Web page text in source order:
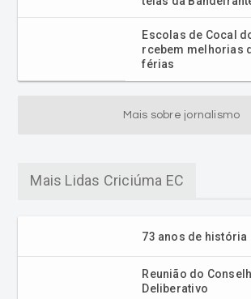
Escolas de Cocal
rcebem melhorias
férias
Mais sobre jornalismo
Mais Lidas Criciúma EC
73 anos de história
Reunião do
Deliberativo